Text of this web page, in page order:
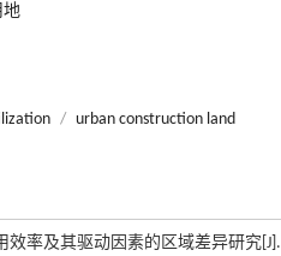
地
/ urban construction land
率及其驱动因素的区域差异研究[J].